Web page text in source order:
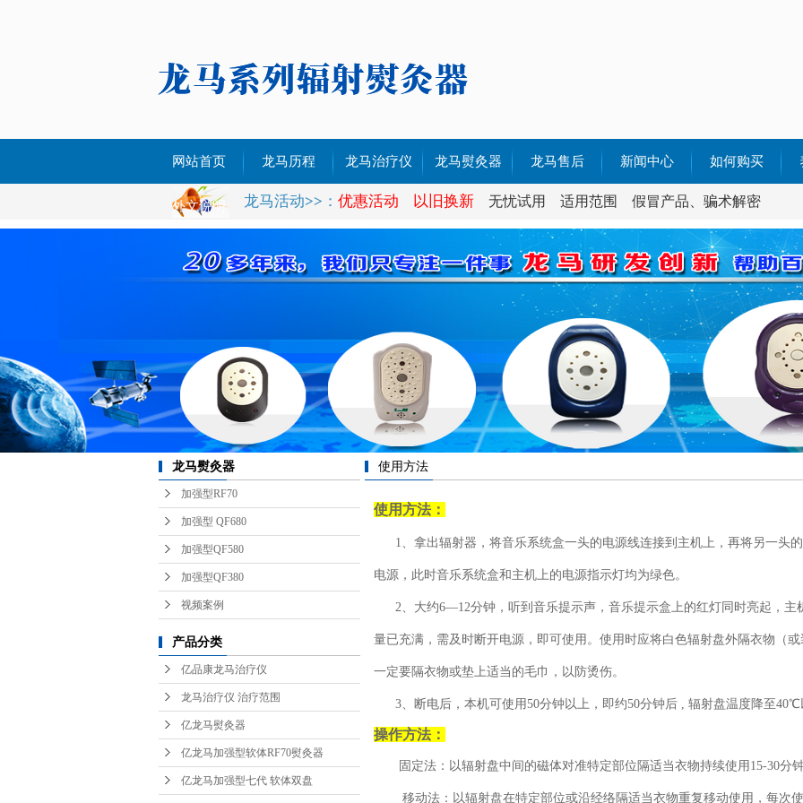
网站首页 龙马历程 龙马治疗仪
治疗仪YL-70
治疗仪YL-580
治疗仪YL-380
龙马熨灸器
加强型RF70
加强型 QF680
加强型QF580
加强型QF380
龙马售后
售后政策
售后服务
新闻中心
公司新闻
行业新闻
解决方案
如何购买
外文说明 龙马活动>> ： 优惠活动 以旧换新 无忧试用 适用范围 假冒产品、骗术解密
龙马熨灸器
加强型RF70
加强型 QF680
加强型QF580
加强型QF380
视频案例
产品分类
亿品康龙马治疗仪
龙马治疗仪 治疗范围
亿龙马熨灸器
亿龙马加强型软体RF70熨灸器
亿龙马加强型七代 软体双盘
使用方法
使用方法：
1、拿出辐射器，将音乐系统盒一头的电源线连接到主机上，再将另一头
电源，此时音乐系统盒和主机上的电源指示灯均为绿色。
2、大约6—12分钟，听到音乐提示声，音乐提示盒上的红灯同时亮起，主
量已充满，需及时断开电源，即可使用。使用时应将白色辐射盘外隔衣物（
一定要隔衣物或垫上适当的毛巾，以防烫伤。
3、断电后，本机可使用50分钟以上，即约50分钟后 , 辐射盘温度降至40℃
操作方法：
固定法：以辐射盘中间的磁体对准特定部位隔适当衣物持续使用15-30分
移动法：以辐射盘在特定部位或沿经络隔适当衣物重复移动使用，每次